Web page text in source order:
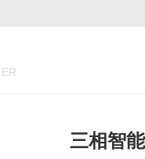
三相智